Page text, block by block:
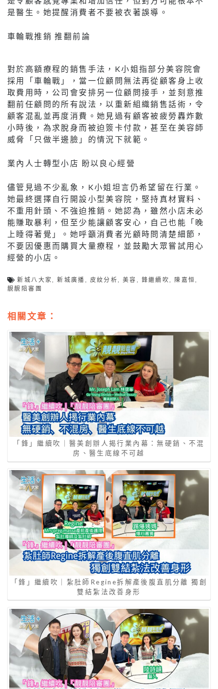
是醫生。她提醒消費者不要被衣著誤導。
車輪戰推銷 推翻前論
對於高額療程的銷售手法，K小姐指部分美容院會
採用「車輪戰」，當一位顧問無法再從顧客身上收
取費用時，公司會安排另一位顧問接手，並刻意推
翻前任顧問的所有說法，以重新組織銷售話術，令
顧客混亂並再度消費。她見過有顧客被疲勞轟炸數
小時後，為求脫身而被迫簽卡付款，甚至在美容師
威脅「只做半邊臉」的情況下就範。
業內人士轉型小店 盼以良心經營
儘管見過不少亂象，K小姐坦言仍希望留在行業。
她最終選擇自行開設小型美容院，堅持真材實料、
不重用針頭、不強迫推銷。她認為，雖然小店未必
能賺取暴利，但至少能讓顧客安心，自己也能「晚
上睡得著覺」。她呼籲消費者光顧時問清楚細節，
不要因優惠而購買大量療程，並鼓勵大眾嘗試用心
經營的小店。
新城八大家,新城廣播 , 皮紋分析,美容 , 鋒繼續吹, 陳嘉恒,
靚靚陪審團
相關文章：
「鋒」繼續吹｜醫美創辦人揭行業內幕：無硬銷、不混
房、醫生底線不可越
「鋒」繼續吹｜紮肚師Regine拆解產後腹直肌分離 獨創
雙結紮法改善身形